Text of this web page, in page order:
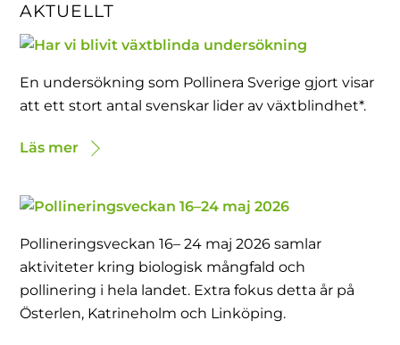
AKTUELLT
En undersökning som Pollinera Sverige gjort visar
att ett stort antal svenskar lider av växtblindhet*.
Läs mer
Pollineringsveckan 16– 24 maj 2026 samlar
aktiviteter kring biologisk mångfald och
pollinering i hela landet. Extra fokus detta år på
Österlen, Katrineholm och Linköping.